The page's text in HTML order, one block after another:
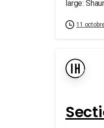
large:
11